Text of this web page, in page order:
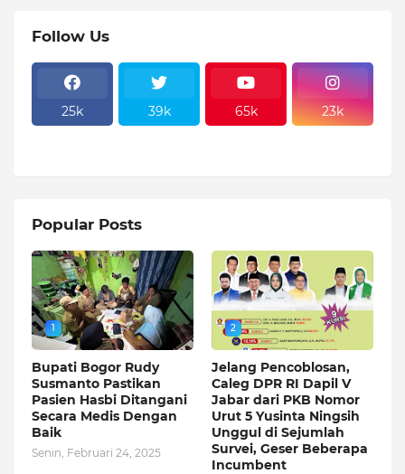
Follow Us
25k 39k 65k 23k
Popular Posts
1
Bupati Bogor Rudy
Susmanto Pastikan
Pasien Hasbi Ditangani
Secara Medis Dengan
Baik
Senin, Februari 24, 2025
2
Jelang Pencoblosan,
Caleg DPR RI Dapil V
Jabar dari PKB Nomor
Urut 5 Yusinta Ningsih
Unggul di Sejumlah
Survei, Geser Beberapa
Incumbent